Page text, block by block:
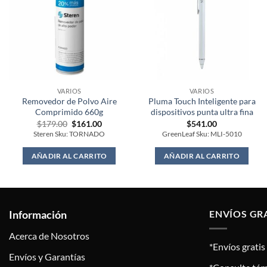
VARIOS
Removedor de Polvo Aire
Comprimido 660g
$179.00 Original
price
was:
$179.00.
$161.00Current
price
is:
$161.00.
Steren Sku: TORNADO
AÑADIR AL CARRITO
VARIOS
Pluma Touch Inteligente para
dispositivos punta ultra fina
$541.00
GreenLeaf Sku: MLI-5010
AÑADIR AL CARRITO
Información
Acerca de Nosotros
Envíos y Garantías
ENVÍOS
*Envíos